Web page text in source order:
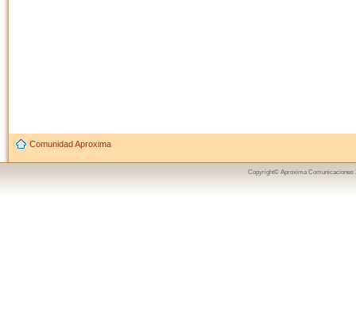
Comunidad Aproxima
Copyright© Aproxima Comunicaciones